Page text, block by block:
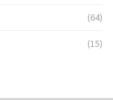
(64)
(15)